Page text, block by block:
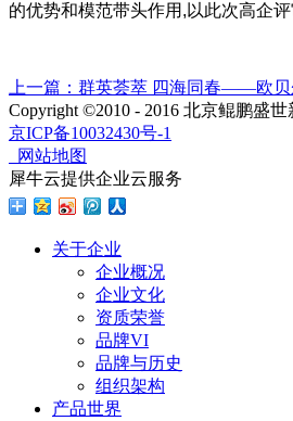
的优势和模范带头作用,以此次高企
上一篇： 群英荟萃 四海同春——欧贝
Copyright ©2010 - 2016 北京鲲鹏盛
京ICP备10032430号-1
网站地图
犀牛云提供企业云服务
关于企业
企业概况
企业文化
资质荣誉
品牌VI
品牌与历史
组织架构
产品世界